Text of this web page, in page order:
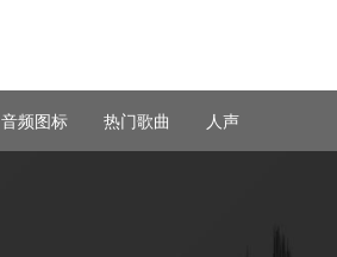
音频图标 热门歌曲 人声